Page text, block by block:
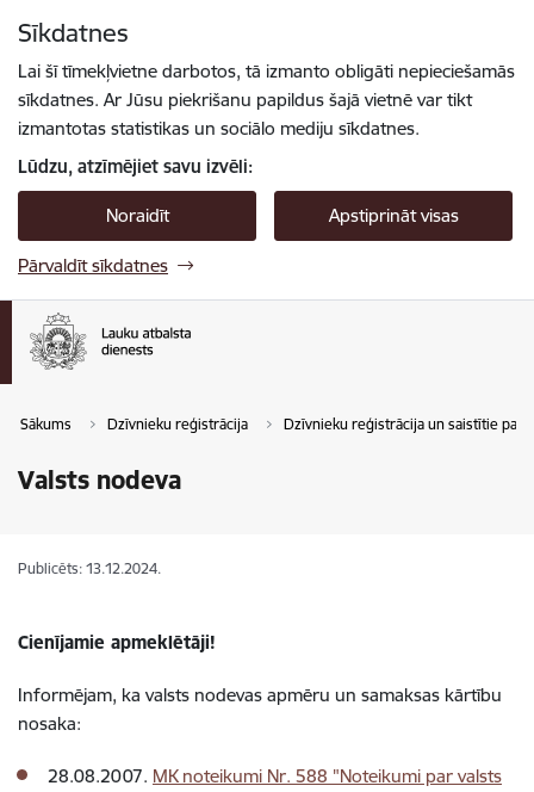
Sīkdatnes
Lai šī tīmekļvietne darbotos, tā izmanto obligāti nepieciešamās
sīkdatnes. Ar Jūsu piekrišanu papildus šajā vietnē var tikt
izmantotas statistikas un sociālo mediju sīkdatnes.
Lūdzu, atzīmējiet savu izvēli:
Noraidīt Apstiprināt visas
Pārvaldīt sīkdatnes
Sākums Dzīvnieku reģistrācija Dzīvnieku reģistrācija un saistītie
Valsts nodeva
Publicēts: 13.12.2024.
Cienījamie apmeklētāji!
Informējam, ka valsts nodevas apmēru un samaksas kārtību
nosaka:
28.08.2007. MK noteikumi Nr. 588 "Noteikumi par valsts